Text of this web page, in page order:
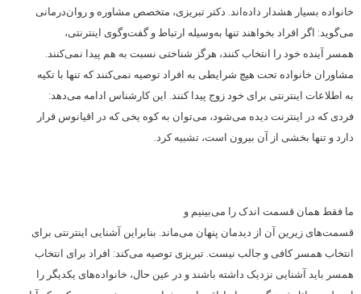
خانواده بسیار هشدار داده‌اند. دکتر تبریزی، متخصص مشاوره و روان‌درمانی
می‌گوید: اگر افراد بخواهند تنها به‌وسیله ارتباط و گفت‌وگوی اینترنتی،
همسر آینده خود را انتخاب کنند، هرگز شناختی نسبت به هم پیدا نمی‌کنند.
مشاوران خانواده تحت هیچ شرایطی به افراد توصیه نمی‌کنند که تنها با تکیه
به اطلاعات اینترنتی برای خود زوج پیدا کنند. این کارشناس ادامه می‌دهد:
فردی که در اینترنت دیده می‌شود، می‌توان به کوه یخی که در اقیانوس قرار
دارد و تنها بخشی از آن بیرون است، تشبیه کرد.
ما فقط همان قسمت اندک را می‌بینیم و
قسمت‌های زیرین آن از دیدمان پنهان می‌ماند. بنابراین آشنایی اینترنتی برای
انتخاب همسر کافی و جالب نیست. تبریزی توصیه می‌کند: افراد برای انتخاب
همسر باید آشنایی نزدیک داشته باشند و در عین حال، خانواده‌های یکدیگر را